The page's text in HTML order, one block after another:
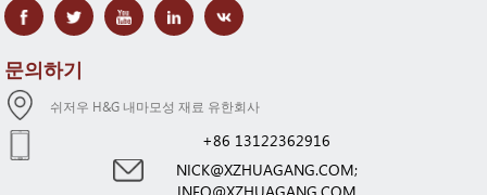
문의하기
쉬저우 H&G 내마모성 재료 유한회사
+86 13122362916
NICK@XZHUAGANG.COM;
INFO@XZHUAGANG.COM